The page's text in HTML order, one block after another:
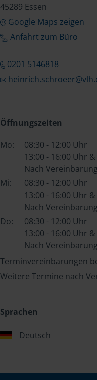
45289 Essen
Google Maps zeigen
Anfahrt zum Büro
0201 5146818
Öffnungszeiten
Mo:
08:30 - 12:00 Uhr
13:00 - 16:00 Uhr &
Nach Vereinbarung
Mi:
08:30 - 12:00 Uhr
13:00 - 16:00 Uhr &
Nach Vereinbarung
Do:
08:30 - 12:00 Uhr
13:00 - 16:00 Uhr &
Nach Vereinbarung
Terminvereinbarungen
Weitere Termine nach
Sprachen
Deutsch